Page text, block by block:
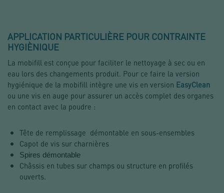
APPLICATION PARTICULIÈRE POUR CONTRAINTE
HYGIÈNIQUE
La mobifill est conçue pour faciliter le nettoyage à sec ou en
eau lors des changements produit. Pour ce faire la version
hygiénique de la mobifill intègre une vis en version EasyClean
ou une vis en auge pour assurer un accès complet des organes
en contact avec la poudre :
Tête de remplissage  démontable en sous-ensembles
Capot de vis sur charnières
Spires démontable
Châssis en tubes sur champs ou structure en profilés
ouverts.